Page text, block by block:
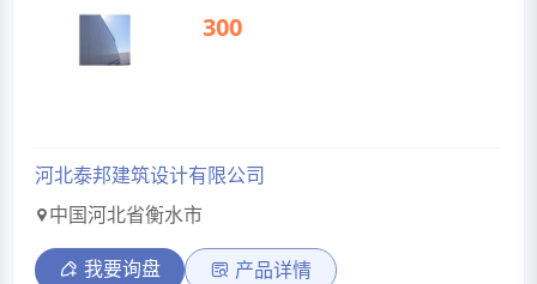
300
河北泰邦建筑设计有限公司
中国河北省衡水市
我要询盘 产品详情